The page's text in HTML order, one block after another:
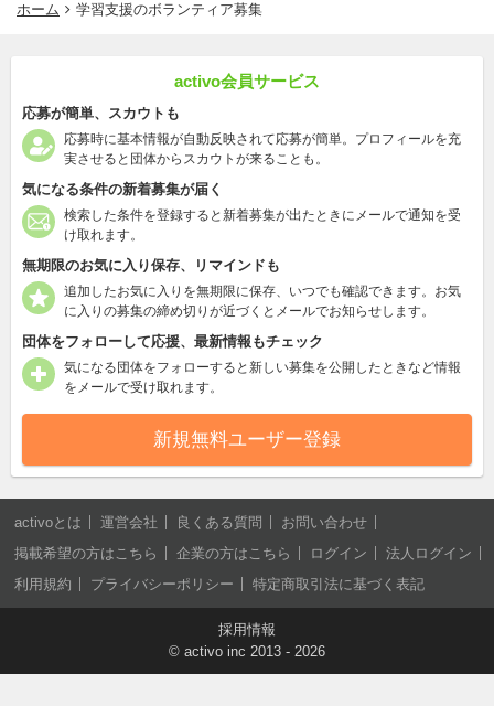
ホーム 学習支援のボランティア募集
activo会員サービス
応募が簡単、スカウトも
応募時に基本情報が自動反映されて応募が簡単。プロフィールを充
実させると団体からスカウトが来ることも。
気になる条件の新着募集が届く
検索した条件を登録すると新着募集が出たときにメールで通知を受
け取れます。
無期限のお気に入り保存、リマインドも
追加したお気に入りを無期限に保存、いつでも確認できます。お気
に入りの募集の締め切りが近づくとメールでお知らせします。
団体をフォローして応援、最新情報もチェック
気になる団体をフォローすると新しい募集を公開したときなど情報
をメールで受け取れます。
新規無料ユーザー登録
activoとは 運営会社 良くある質問
お問い合わせ
掲載希望の方はこちら
企業の方はこちら ログイン
法人ログイン
利用規約
プライバシーポリシー 特定商取引法に基づく表記
採用情報
© activo inc 2013 - 2026